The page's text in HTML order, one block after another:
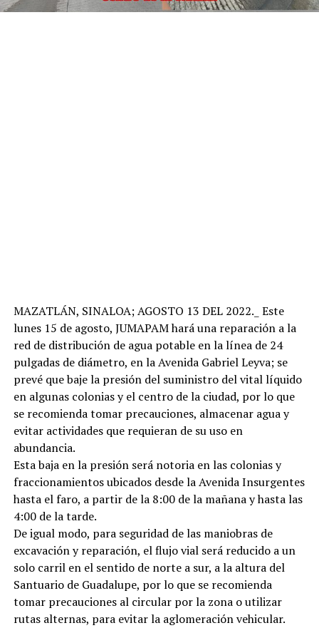
MAZATLÁN, SINALOA; AGOSTO 13 DEL 2022._ Este
lunes 15 de agosto, JUMAPAM hará una reparación a la
red de distribución de agua potable en la línea de 24
pulgadas de diámetro, en la Avenida Gabriel Leyva; se
prevé que baje la presión del suministro del vital líquido
en algunas colonias y el centro de la ciudad, por lo que
se recomienda tomar precauciones, almacenar agua y
evitar actividades que requieran de su uso en
abundancia.
Esta baja en la presión será notoria en las colonias y
fraccionamientos ubicados desde la Avenida Insurgentes
hasta el faro, a partir de la 8:00 de la mañana y hasta las
4:00 de la tarde.
De igual modo, para seguridad de las maniobras de
excavación y reparación, el flujo vial será reducido a un
solo carril en el sentido de norte a sur, a la altura del
Santuario de Guadalupe, por lo que se recomienda
tomar precauciones al circular por la zona o utilizar
rutas alternas, para evitar la aglomeración vehicular.